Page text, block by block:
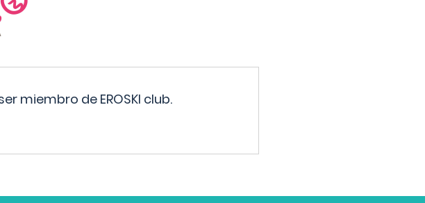
miembro de EROSKI club.